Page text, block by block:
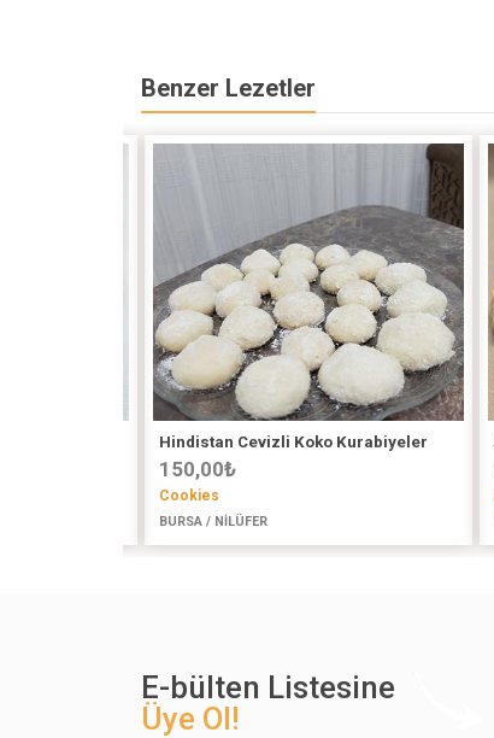
Benzer Lezetler
Hindistan Cevizli Koko Kurabiyeler
150,00₺
Cookies
BURSA / NİLÜFER
E-bülten Listesine
Üye Ol!